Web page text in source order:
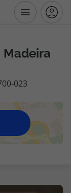
Madeira
023